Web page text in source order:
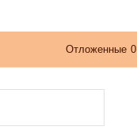
Отложенные 0